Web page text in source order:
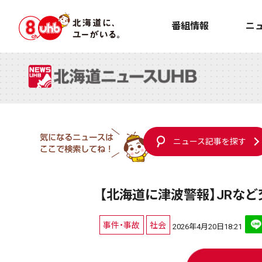
番組情報 ニ
ニュース記事を探す
【北海道に津波警報】JRな
事件・事故 社会 2026年4月20日18:21